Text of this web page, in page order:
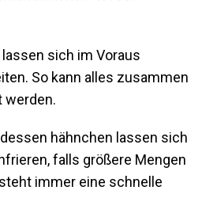
sich im Voraus
So kann alles zusammen
werden.
hähnchen lassen sich
falls größere Mengen
immer eine schnelle